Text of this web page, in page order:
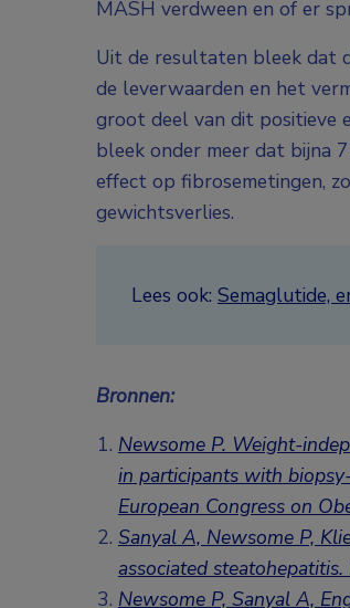
MASH verdween en of er
Uit de resultaten bleek dat
de leverwaarden en het
groot deel van dit positieve
bleek onder meer dat bijna
effect op fibrosemetingen,
gewichtsverlies.
Lees ook: Semaglutide,
Bronnen:
Newsome P. Weight-
in participants with
European Congress on
Sanyal A, Newsome P,
associated
Newsome P, Sanyal A,